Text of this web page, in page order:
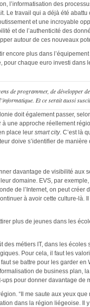
l’informatisation des
Le travail qui a déjà été
et une incroyable
et de l’authenticité des
autour de ces nouveaux
encore plus dans
chaque euro investi
de programmer, de développer
Et ce serait aussi
doit également passer,
à une approche réellement
place leur smart city. C’est là
doive s’identifier de
davantage de visibilité aux
domaine. EVS, par
de l’Internet, on peut
à avoir cette culture-là.
plus de jeunes dans les
des métiers IT, dans les
Pour cela, il faut les
se battre pour les garder
de business plan,
pour donner davantage de
“Il me saute aux yeux
dans la région liégeoise.